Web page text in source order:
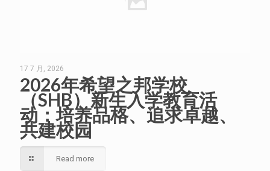
17 7 月, 2026
2026年希望之邦学校
（SHB）新生入学教育活
动：培养品格、追求卓越、
共建校园
Read more